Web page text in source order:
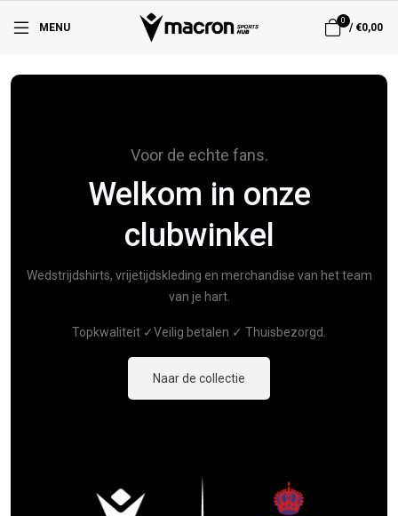
MENU
0
/ €0,00
Voor de echte fans.
Welkom in onze
clubwinkel
Wedstrijdshirts, vrijetijdskleding en merchandise van het team
van je hart.
Topkwaliteit ✓Veilig betalen ✓ Thuisbezorgd.
Naar de collectie